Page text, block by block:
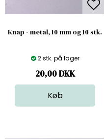
Knap - metal, 10 mm og 10 stk.
2 stk. på lager
20,00DKK